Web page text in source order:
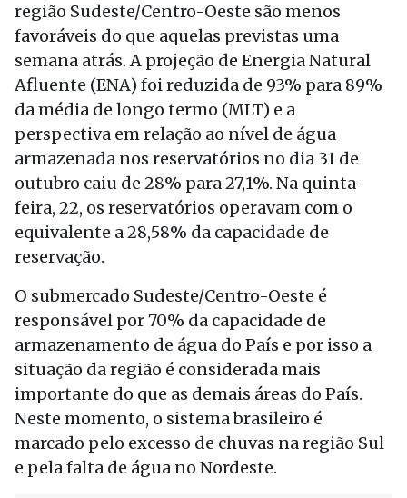
região Sudeste/Centro-Oeste são menos
favoráveis do que aquelas previstas uma
semana atrás. A projeção de Energia Natural
Afluente (ENA) foi reduzida de 93% para 89%
da média de longo termo (MLT) e a
perspectiva em relação ao nível de água
armazenada nos reservatórios no dia 31 de
outubro caiu de 28% para 27,1%. Na quinta-
feira, 22, os reservatórios operavam com o
equivalente a 28,58% da capacidade de
reservação.
O submercado Sudeste/Centro-Oeste é
responsável por 70% da capacidade de
armazenamento de água do País e por isso a
situação da região é considerada mais
importante do que as demais áreas do País.
Neste momento, o sistema brasileiro é
marcado pelo excesso de chuvas na região Sul
e pela falta de água no Nordeste.